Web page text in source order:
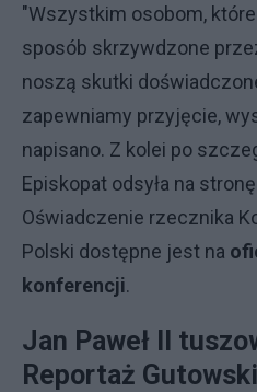
"Wszystkim osobom,
sposób skrzywdzone
noszą skutki
zapewniamy przyjęcie,
napisano. Z kolei po
Episkopat odsyła na
Oświadczenie rzecznika
Polski dostępne jest na
konferencji.
Jan Paweł II
Reportaż